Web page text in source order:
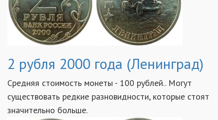
2 рубля 2000 года (Ленинград)
Средняя стоимость монеты - 100 рублей.. Могут
существовать редкие разновидности, которые стоят
значительно больше.